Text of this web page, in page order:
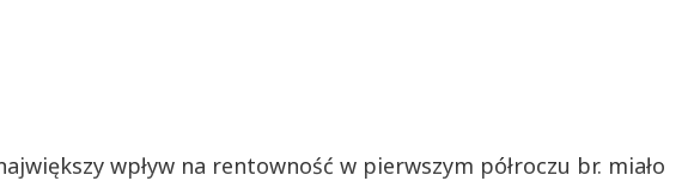
wpływ na rentowność w pierwszym półroczu br. miało